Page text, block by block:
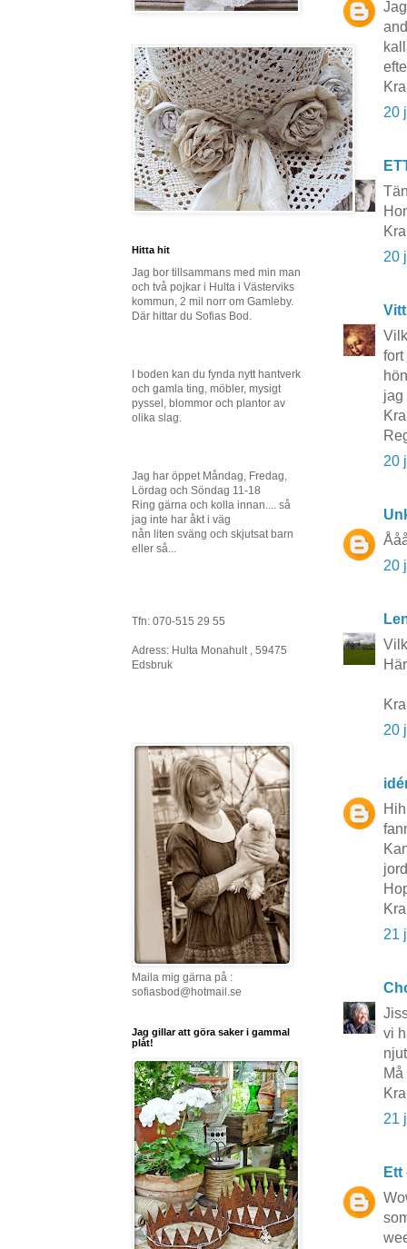
20
20
fort
jag
20
20
20
21
vi
21
Hitta hit
Jag bor tillsammans med min man
och två pojkar i Hulta i Västerviks
kommun, 2 mil norr om Gamleby.
Där hittar du Sofias Bod.
I boden kan du fynda nytt hantverk
och gamla ting, möbler, mysigt
pyssel, blommor och plantor av
olika slag.
Jag har öppet Måndag, Fredag,
Lördag och Söndag 11-18
Ring gärna och kolla innan.... så
jag inte har åkt i väg
nån liten sväng och skjutsat barn
eller så...
Tfn: 070-515 29 55
Adress: Hulta Monahult , 59475
Edsbruk
Maila mig gärna på :
sofiasbod@hotmail.se
Jag gillar att göra saker i gammal
plåt!